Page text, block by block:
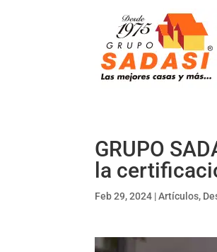
GRUPO
la
Feb 29, 2024 |Artículos,